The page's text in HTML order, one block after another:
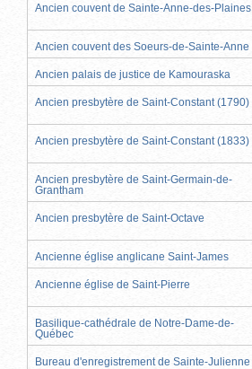
Ancien couvent de Sainte-Anne-des-Plaines
Ancien couvent des Soeurs-de-Sainte-Anne
Ancien palais de justice de Kamouraska
Ancien presbytère de Saint-Constant (1790)
Ancien presbytère de Saint-Constant (1833)
Ancien presbytère de Saint-Germain-de-
Grantham
Ancien presbytère de Saint-Octave
Ancienne église anglicane Saint-James
Ancienne église de Saint-Pierre
Basilique-cathédrale de Notre-Dame-de-
Québec
Bureau d'enregistrement de Sainte-Julienne